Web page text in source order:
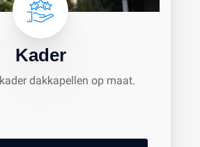
Kader
dakkapellen op maat.